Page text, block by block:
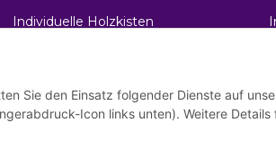
Individuelle Holzkisten
Sie den Einsatz folgender Dienste auf
Icon links unten). Weitere Details